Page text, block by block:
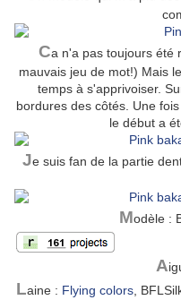
Ca n'a pas toujours été
mauvais jeu de mot!) Mais
temps à s'apprivoiser.
bordures des côtés. Une
le début a
Je suis fan de la partie
Modèle :
A
Laine : Flying colors,